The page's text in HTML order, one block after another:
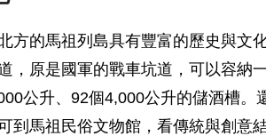
方的馬祖列島具有豐富的歷史與文
，原是國軍的戰車坑道，可以容納
公升、92個4,000公升的儲酒槽
到馬祖民俗文物館，看傳統與創意